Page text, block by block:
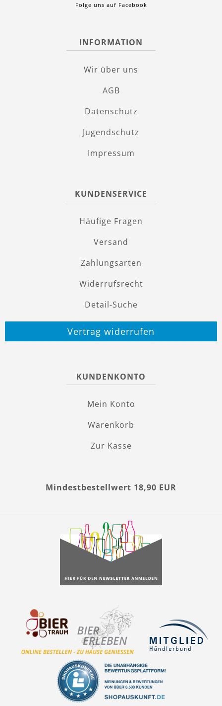
Folge uns auf Facebook
INFORMATION
Wir über uns
AGB
Datenschutz
Jugendschutz
Impressum
KUNDENSERVICE
Häufige Fragen
Versand
Zahlungsarten
Widerrufsrecht
Detail-Suche
Vertrag widerrufen
KUNDENKONTO
Mein Konto
Warenkorb
Zur Kasse
Mindestbestellwert 18,90 EUR